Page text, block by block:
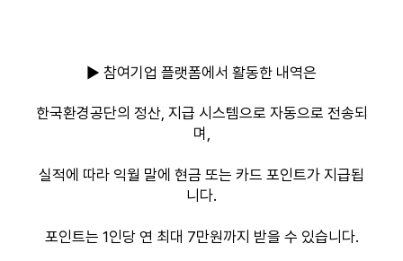
▶ 참여기업 플랫폼에서 활동한 내역은
한국환경공단의 정산, 지급 시스템으로 자동으로 전송되
며,
실적에 따라 익월 말에 현금 또는 카드 포인트가 지급됩
니다.
포인트는 1인당 연 최대 7만원까지 받을 수 있습니다.